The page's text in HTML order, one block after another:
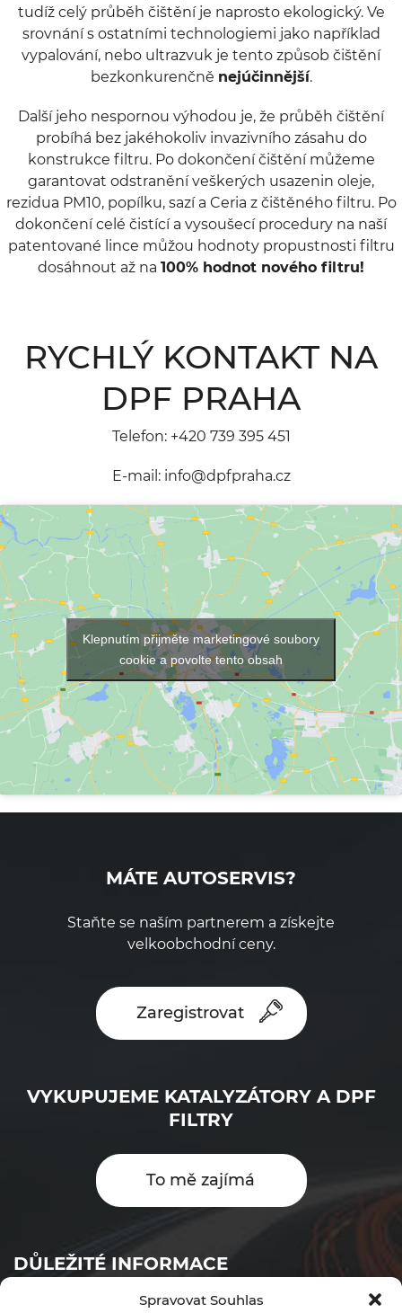
Spravovat Souhlas
tudíž celý průběh čištění je naprosto ekologický. Ve
srovnání s ostatními technologiemi jako například
vypalování, nebo ultrazvuk je tento způsob čištění
bezkonkurenčně nejúčinnější.
Další jeho nespornou výhodou je, že průběh čištění
probíhá bez jakéhokoliv invazivního zásahu do
konstrukce filtru. Po dokončení čištění můžeme
garantovat odstranění veškerých usazenin oleje,
rezidua PM10, popílku, sazí a Ceria z čištěného filtru. Po
dokončení celé čistící a vysoušecí procedury na naší
patentované lince můžou hodnoty propustnosti filtru
dosáhnout až na 100% hodnot nového filtru!
RYCHLÝ KONTAKT NA
DPF PRAHA
Telefon: +420 739 395 451
E-mail: info@dpfpraha.cz
Klepnutím přijměte marketingové soubory
cookie a povolte tento obsah
DŮLEŽITÉ INFORMACE
Objednávkový formulář
MÁTE AUTOSERVIS?
Staňte se naším partnerem a získejte
velkoobchodní ceny.
Zaregistrovat
VYKUPUJEME KATALYZÁTORY A DPF
FILTRY
To mě zajímá